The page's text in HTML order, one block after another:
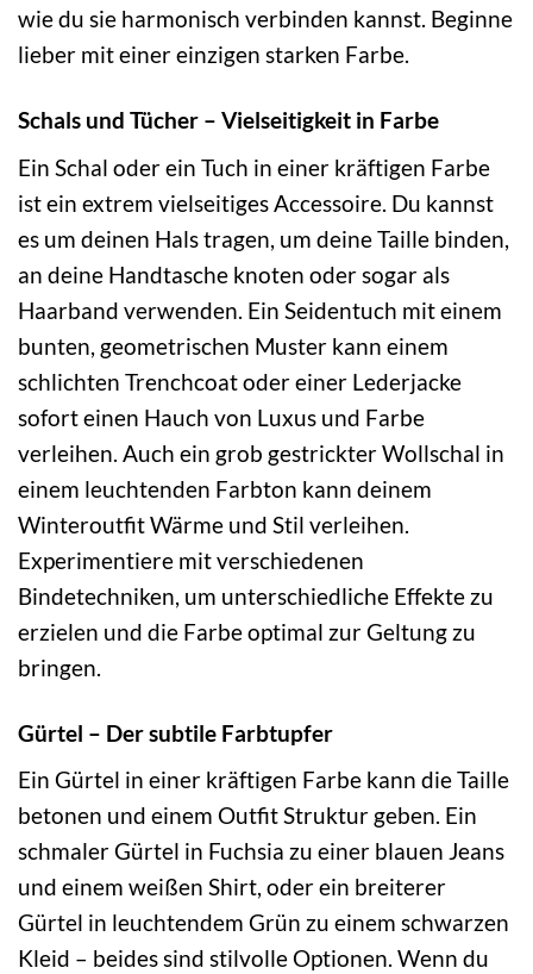
wie du sie harmonisch verbinden kannst. Beginne
lieber mit einer einzigen starken Farbe.
Schals und Tücher – Vielseitigkeit in Farbe
Ein Schal oder ein Tuch in einer kräftigen Farbe
ist ein extrem vielseitiges Accessoire. Du kannst
es um deinen Hals tragen, um deine Taille binden,
an deine Handtasche knoten oder sogar als
Haarband verwenden. Ein Seidentuch mit einem
bunten, geometrischen Muster kann einem
schlichten Trenchcoat oder einer Lederjacke
sofort einen Hauch von Luxus und Farbe
verleihen. Auch ein grob gestrickter Wollschal in
einem leuchtenden Farbton kann deinem
Winteroutfit Wärme und Stil verleihen.
Experimentiere mit verschiedenen
Bindetechniken, um unterschiedliche Effekte zu
erzielen und die Farbe optimal zur Geltung zu
bringen.
Gürtel – Der subtile Farbtupfer
Ein Gürtel in einer kräftigen Farbe kann die Taille
betonen und einem Outfit Struktur geben. Ein
schmaler Gürtel in Fuchsia zu einer blauen Jeans
und einem weißen Shirt, oder ein breiterer
Gürtel in leuchtendem Grün zu einem schwarzen
Kleid – beides sind stilvolle Optionen. Wenn du